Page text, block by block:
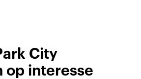
City
op interesse